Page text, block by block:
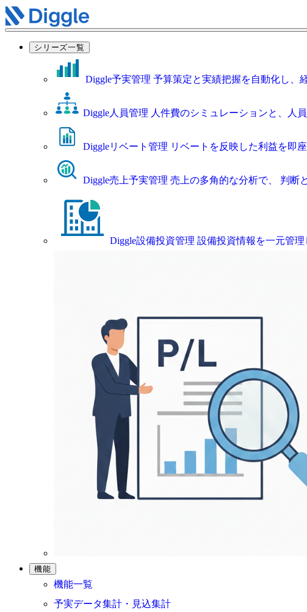
シリーズ一覧
Diggle予実管理 予算策定と実績把握を自動化し、
Diggle人員管理 人件費のシミュレーションと、人
Diggleリベート管理 リベートを反映した利益を即
Diggle売上予実管理 売上の多角的な分析で、 判断
Diggle設備投資管理 設備投資情報を一元管
機能
機能一覧
予実データ集計・見込集計